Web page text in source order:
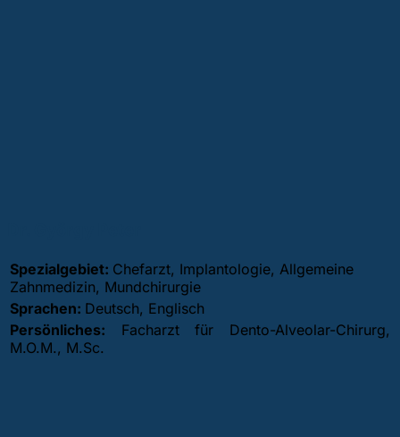
Spezialgebiet: Chefarzt, Implantologie, Allgemeine
Zahnmedizin, Mundchirurgie
Sprachen: Deutsch, Englisch
Persönliches: Facharzt für Dento-Alveolar-Chirurg,
M.O.M., M.Sc.